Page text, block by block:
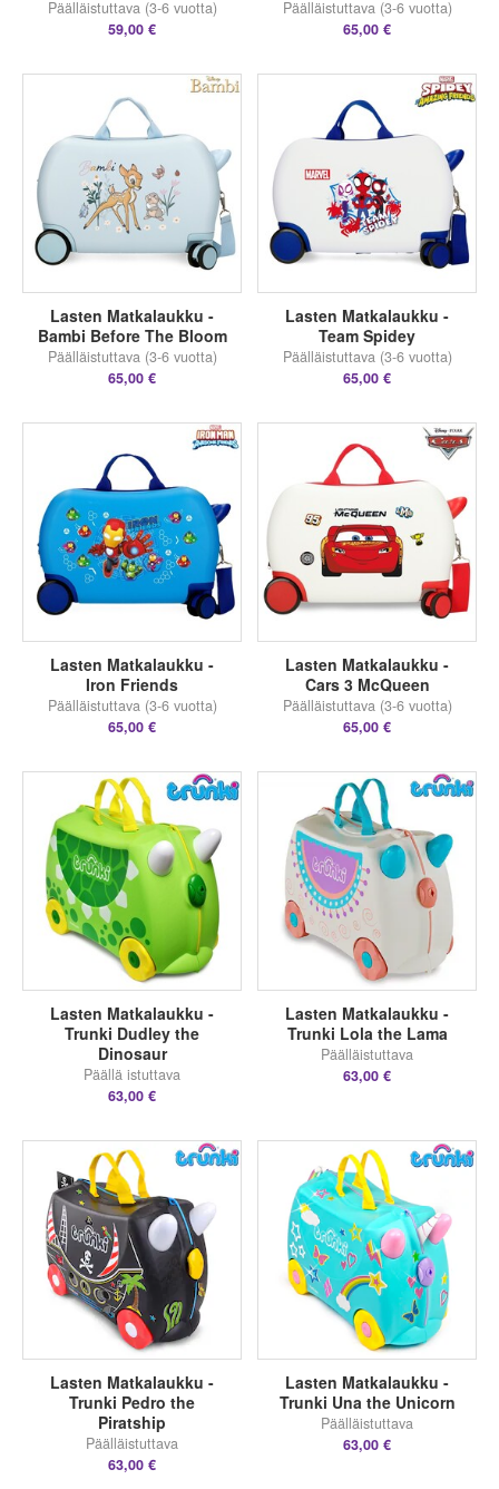
Päälläistuttava (3-6 vuotta)
59,00 €
Päälläistuttava (3-6 vuotta)
65,00 €
Lasten Matkalaukku -
Bambi Before The Bloom
Päälläistuttava (3-6 vuotta)
65,00 €
Lasten Matkalaukku -
Team Spidey
Päälläistuttava (3-6 vuotta)
65,00 €
Lasten Matkalaukku -
Iron Friends
Päälläistuttava (3-6 vuotta)
65,00 €
Lasten Matkalaukku -
Cars 3 McQueen
Päälläistuttava (3-6 vuotta)
65,00 €
Lasten Matkalaukku -
Trunki Dudley the
Dinosaur
Päällä istuttava
63,00 €
Lasten Matkalaukku -
Trunki Lola the Lama
Päälläistuttava
63,00 €
Lasten Matkalaukku -
Trunki Pedro the
Piratship
Päälläistuttava
63,00 €
Lasten Matkalaukku -
Trunki Una the Unicorn
Päälläistuttava
63,00 €